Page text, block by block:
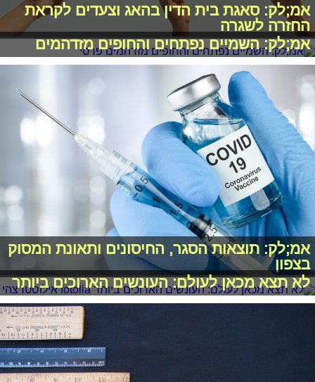
אמ;לק: סאגת בית הדין בהאג וצעדים לקראת
החזרה לשגרה
אמ;לק: השמיים נפתחים והחופים מזדהמים
אמ;לק: תוצאות הסגר, החיסונים ותאונת המסוק
בצפון
לא תצא מכאן לעולם: העונשים הארוכים ביותר